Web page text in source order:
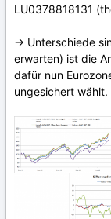
LU0378818131
-> Unterschiede
erwarten) ist die
dafür nun
ungesichert wählt.